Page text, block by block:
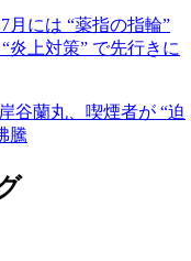
月には “薬指の指輪”
上対策” で先行きに
谷蘭丸、喫煙者が “迫
騰